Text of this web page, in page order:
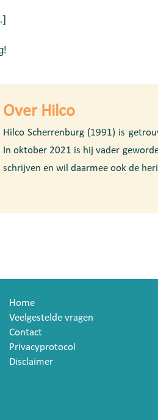
Over Hilco
Hilco Scherrenburg (1991) is
In oktober 2021 is hij vader
schrijven en wil daarmee ook de
Home
Veelgestelde vragen
Contact
Privacyprotocol
Disclaimer